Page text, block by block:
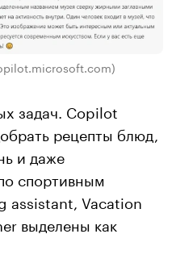
задач. Copilot
рецепты блюд,
и даже
спортивным
assistant, Vacation
выделены как